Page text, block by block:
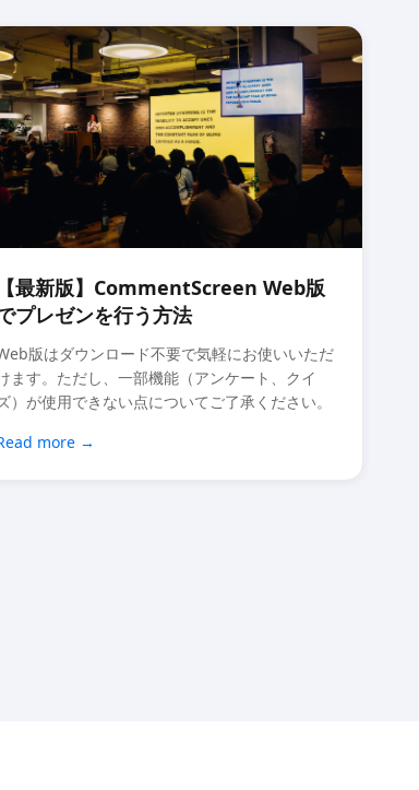
【最新版】CommentScreen Web版
プレゼンを行う方法
版はダウンロード不要で気軽にお使いいただ
ます。ただし、一部機能（アンケート、クイ
）が使用できない点についてご了承ください。
more